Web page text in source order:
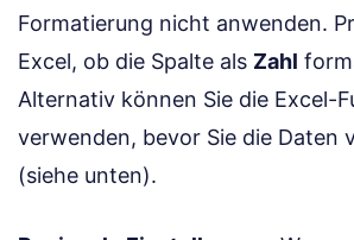
Formatierung nicht anwenden.
Excel, ob die Spalte als Zahl
Alternativ können Sie die Excel-
verwenden, bevor Sie die Daten
(siehe unten).